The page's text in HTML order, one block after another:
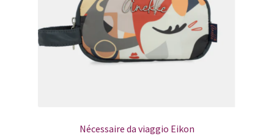
Nécessaire da viaggio Eikon